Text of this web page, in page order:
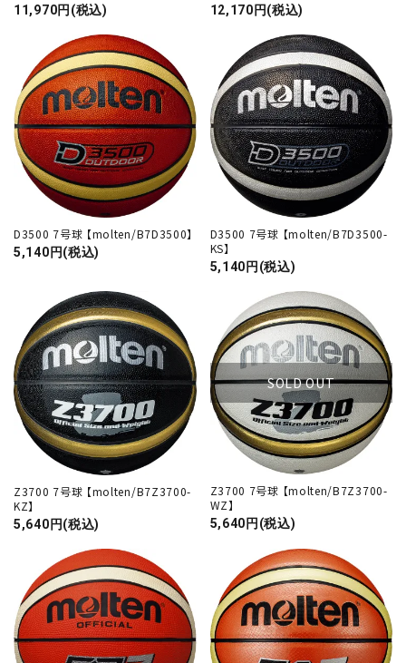
11,970円(税込) 12,170円(税込)
D3500 7号球 【molten/B7D3500】
5,140円(税込)
D3500 7号球 【molten/B7D3500-
KS】
5,140円(税込)
Z3700 7号球 【molten/B7Z3700-
KZ】
5,640円(税込)
SOLD OUT
Z3700 7号球 【molten/B7Z3700-
WZ】
5,640円(税込)